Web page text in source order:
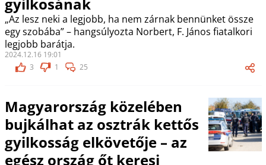
„Az lesz neki a legjobb, ha nem zárnak bennünket össze
egy szobába” – hangsúlyozta Norbert, F. János fiatalkori
legjobb barátja.
2024.12.16 19:01
3
1 25
Magyarország közelében
bujkálhat az osztrák kettős
gyilkosság elkövetője – az
egész ország őt keresi